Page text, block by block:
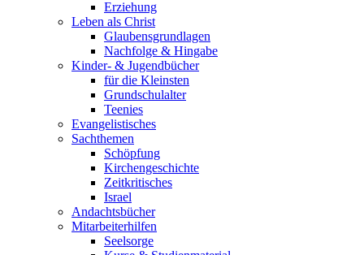
Erziehung
Leben als Christ
Glaubensgrundlagen
Nachfolge & Hingabe
Kinder- & Jugendbücher
für die Kleinsten
Grundschulalter
Teenies
Evangelistisches
Sachthemen
Schöpfung
Kirchengeschichte
Zeitkritisches
Israel
Andachtsbücher
Mitarbeiterhilfen
Seelsorge